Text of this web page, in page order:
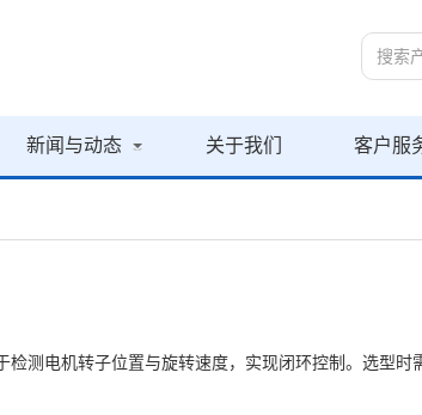
新闻与动态 关于我们 客户服
测电机转子位置与旋转速度，实现闭环控制。选型